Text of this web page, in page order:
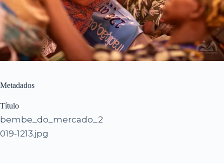
Metadados
Título
bembe_do_mercado_2
019-1213.jpg